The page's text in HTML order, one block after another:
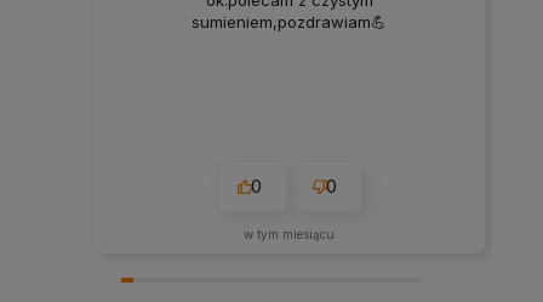
sumieniem,pozdrawiam💪
0 0
w tym miesiącu